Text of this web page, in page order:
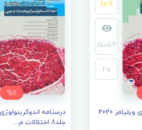
N/A
15054
Fa
درسنامه اندوکرینولوژی ویلیامز 2020
%11
جلد8 اختلالات م...